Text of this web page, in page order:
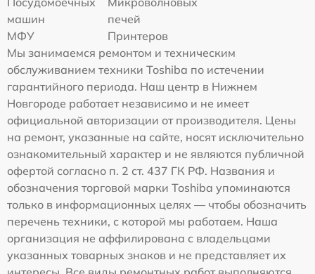
машин
печей
МФУ
Принтеров
Мы занимаемся ремонтом и техническим
обслуживанием техники Toshiba по истечении
гарантийного периода. Наш центр в Нижнем
Новгороде работает независимо и не имеет
официальной авторизации от производителя. Цены
на ремонт, указанные на сайте, носят исключительно
ознакомительный характер и не являются публичной
офертой согласно п. 2 ст. 437 ГК РФ. Названия и
обозначения торговой марки Toshiba упоминаются
только в информационных целях — чтобы обозначить
перечень техники, с которой мы работаем. Наша
организация не аффилирована с владельцами
указанных товарных знаков и не представляет их